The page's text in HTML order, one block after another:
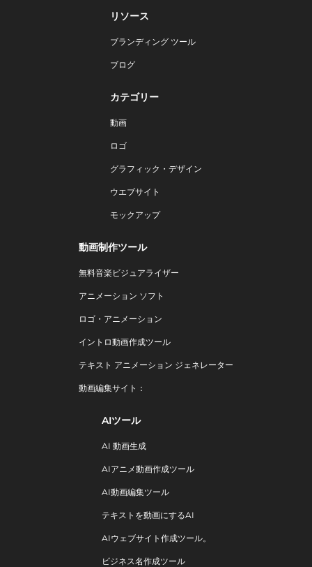
リソース
ブランディング ツール
ブログ
カテゴリー
動画
ロゴ
グラフィック・デザイン
ウエブサイト
モックアップ
動画制作ツール
無料音楽ビジュアライザー
アニメーション ソフト
ロゴ・アニメーション
イントロ動画作成ツール
テキスト アニメーション ジェネレーター
動画編集サイト：
AIツール
AI 動画生成
AIアニメ動画作成ツール
AI動画編集ツール
テキストを動画にするAI
AIウェブサイト作成ツール。
ビジネス名作成ツール